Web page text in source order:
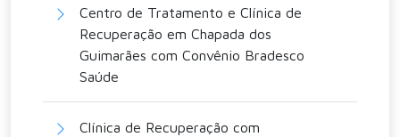
Centro de Tratamento e Clínica de
Recuperação em Chapada dos
Guimarães com Convênio Bradesco
Saúde
Clínica de Recuperação com